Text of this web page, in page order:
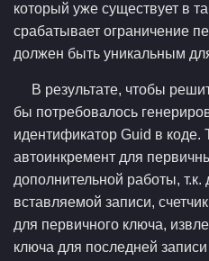
который уже существует в
срабатывает ограничение
должен быть уникальным
В результате, чтобы
бы потребовалось
идентификатор Guid в
автоинкремент для
дополнительной работы,
вставляемой записи,
для первичного ключа,
ключа для последней